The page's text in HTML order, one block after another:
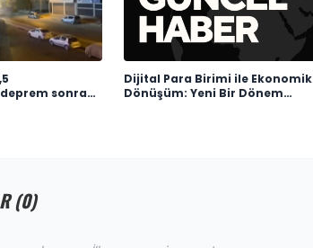
sonrası
Dijital Para Birimi ile Ekonomik
Dönüşüm: Yeni Bir Dönem
(0)